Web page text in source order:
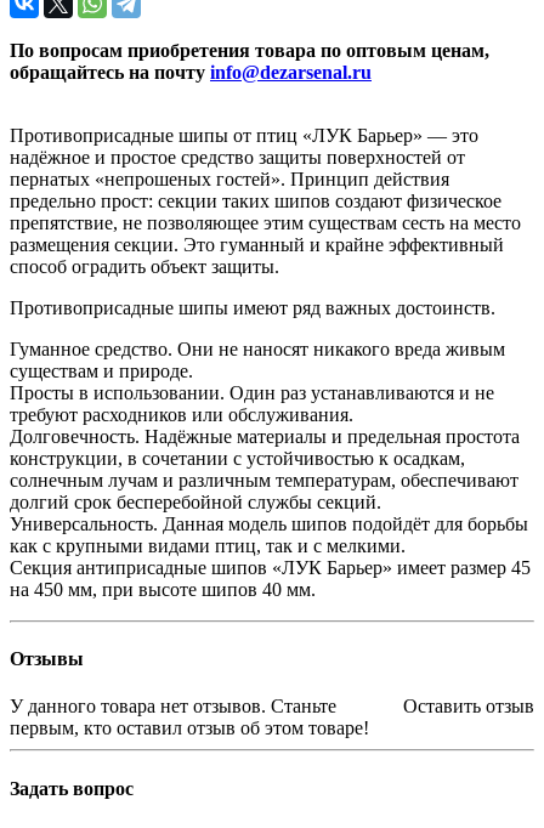
По вопросам приобретения товара по оптовым ценам,
обращайтесь на почту info@dezarsenal.ru
Противоприсадные шипы от птиц «ЛУК Барьер» — это
надёжное и простое средство защиты поверхностей от
пернатых «непрошеных гостей». Принцип действия
предельно прост: секции таких шипов создают физическое
препятствие, не позволяющее этим существам сесть на место
размещения секции. Это гуманный и крайне эффективный
способ оградить объект защиты.
Противоприсадные шипы имеют ряд важных достоинств.
Гуманное средство. Они не наносят никакого вреда живым
существам и природе.
Просты в использовании. Один раз устанавливаются и не
требуют расходников или обслуживания.
Долговечность. Надёжные материалы и предельная простота
конструкции, в сочетании с устойчивостью к осадкам,
солнечным лучам и различным температурам, обеспечивают
долгий срок бесперебойной службы секций.
Универсальность. Данная модель шипов подойдёт для борьбы
как с крупными видами птиц, так и с мелкими.
Секция антиприсадные шипов «ЛУК Барьер» имеет размер 45
на 450 мм, при высоте шипов 40 мм.
Отзывы
Оставить отзыв
У данного товара нет отзывов. Станьте
первым, кто оставил отзыв об этом товаре!
Задать вопрос